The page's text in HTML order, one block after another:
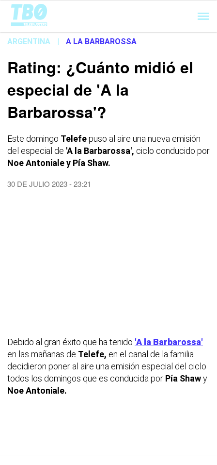
Cargando...
ARGENTINA | A LA BARBAROSSA
Rating: ¿Cuánto midió el
especial de 'A la
Barbarossa'?
Este domingo Telefepuso al aire una nueva emisión
del especial de 'A la Barbarossa', ciclo conducido por
Noe Antoniale y Pía Shaw.
30 DE JULIO 2023 - 23:21
Debido al gran éxito que ha tenido 'A la Barbarossa'
en las mañanas de Telefe, en el canal de la familia
decidieron poner al aire una emisión especial del ciclo
todos los domingos que es conducida por Pía Shawy
Noe Antoniale.